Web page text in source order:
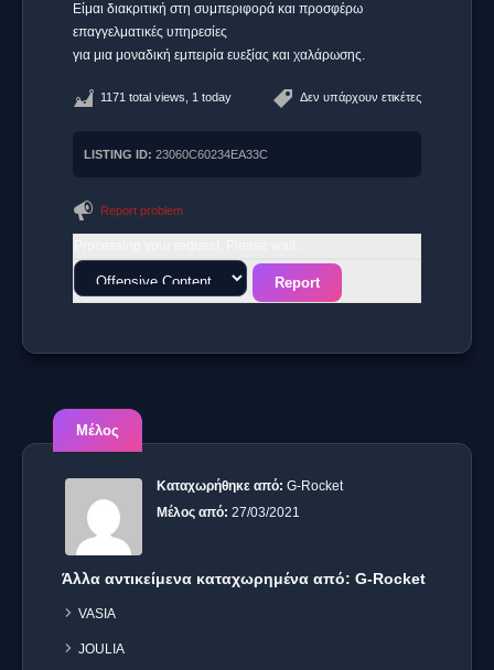
Είμαι διακριτική στη συμπεριφορά και προσφέρω
επαγγελματικές υπηρεσίες
για μια μοναδική εμπειρία ευεξίας και χαλάρωσης.
Δεν υπάρχουν ετικέτες
1171 total views, 1 today
LISTING ID: 23060C60234EA33C
Report problem
Μέλος
Καταχωρήθηκε από: G-Rocket
Μέλος από: 27/03/2021
Άλλα αντικείμενα καταχωρημένα από: G-Rocket
VASIA
JOULIA